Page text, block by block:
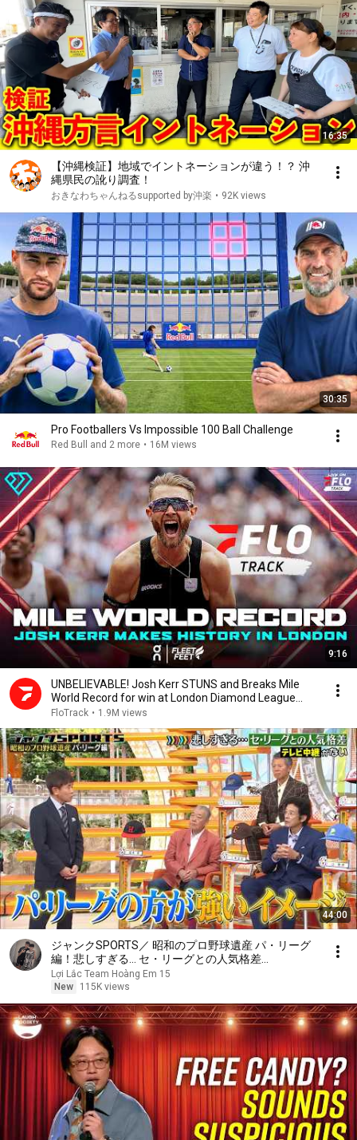
16:35
【沖縄検証】地域でイントネーションが違う！？ 沖
縄県民の訛り調査！
おきなわちゃんねるsupported by沖楽 • 92K views
30:35
Pro Footballers Vs Impossible 100 Ball Challenge
Red Bull and 2 more • 16M views
9:16
UNBELIEVABLE! Josh Kerr STUNS and Breaks Mile
World Record for win at London Diamond League
2026
FloTrack • 1.9M views
44:00
ジャンクSPORTS／ 昭和のプロ野球遺産 パ・リーグ
編！悲しすぎる… セ・リーグとの人気格差
🅵🆄🅻🅻🆂🅷🅾🆆
Lợi Lắc Team Hoàng Em 15
New
115K views